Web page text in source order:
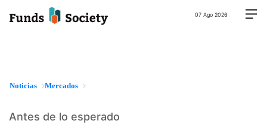
07 Ago 2026
Noticias Mercados
Antes de lo esperado